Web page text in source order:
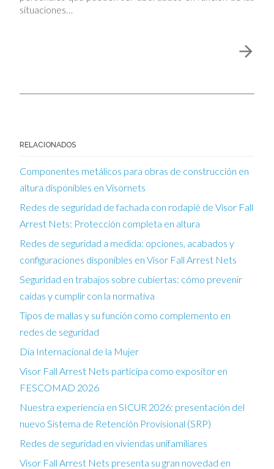
situaciones…
RELACIONADOS
Componentes metálicos para obras de construcción en
altura disponibles en Visornets
Redes de seguridad de fachada con rodapié de Visor Fall
Arrest Nets: Protección completa en altura
Redes de seguridad a medida: opciones, acabados y
configuraciones disponibles en Visor Fall Arrest Nets
Seguridad en trabajos sobre cubiertas: cómo prevenir
caídas y cumplir con la normativa
Tipos de mallas y su función como complemento en
redes de seguridad
Día Internacional de la Mujer
Visor Fall Arrest Nets participa como expositor en
FESCOMAD 2026
Nuestra experiencia en SICUR 2026: presentación del
nuevo Sistema de Retención Provisional (SRP)
Redes de seguridad en viviendas unifamiliares
Visor Fall Arrest Nets presenta su gran novedad en